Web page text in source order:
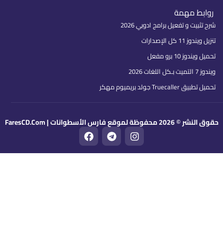
روابط مهمة
شرح تثبيت و تفعيل برامج ادوبي 2026
تنزيل ويندوز 11 كل الإصدارات
تحميل ويندوز 10 برو مفعل
ويندوز 7 التميت بـكل اللغات 2026
تحميل تطبيق Truecaller جولد بريميوم مهكر
حقوق النشر © 2026 محفوظة لموقع فارس الأسطوانات | FaresCD.Com I
n
s
t
T
e
l
e
F
a
c
e